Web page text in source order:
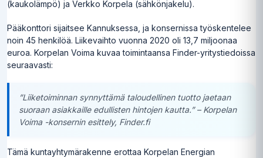
(kaukolämpö) ja Verkko Korpela (sähkönjakelu).
Pääkonttori sijaitsee Kannuksessa, ja konsernissa työskentelee
noin 45 henkilöä. Liikevaihto vuonna 2020 oli 13,7 miljoonaa
euroa. Korpelan Voima kuvaa toimintaansa Finder-yritystiedoissa
seuraavasti:
”Liiketoiminnan synnyttämä taloudellinen tuotto jaetaan
suoraan asiakkaille edullisten hintojen kautta.” – Korpelan
Voima -konsernin esittely, Finder.fi
Tämä kuntayhtymärakenne erottaa Korpelan Energian